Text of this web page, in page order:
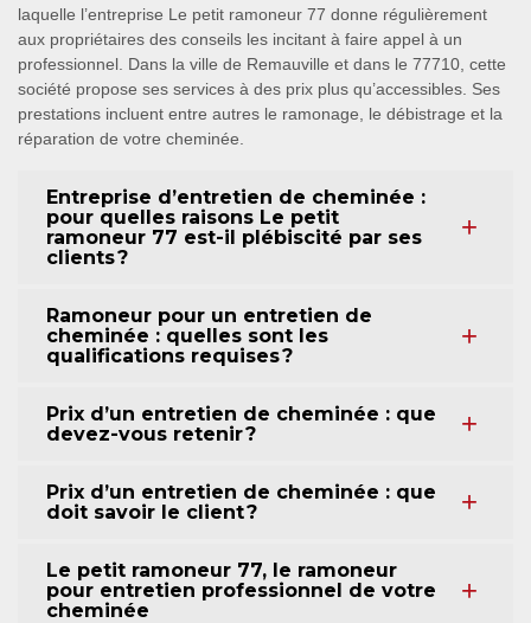
laquelle l’entreprise Le petit ramoneur 77 donne régulièrement
aux propriétaires des conseils les incitant à faire appel à un
professionnel. Dans la ville de Remauville et dans le 77710, cette
société propose ses services à des prix plus qu’accessibles. Ses
prestations incluent entre autres le ramonage, le débistrage et la
réparation de votre cheminée.
Entreprise d’entretien de cheminée :
pour quelles raisons Le petit
ramoneur 77 est-il plébiscité par ses
clients ?
Ramoneur pour un entretien de
cheminée : quelles sont les
qualifications requises ?
Prix d’un entretien de cheminée : que
devez-vous retenir ?
Prix d’un entretien de cheminée : que
doit savoir le client ?
Le petit ramoneur 77, le ramoneur
pour entretien professionnel de votre
cheminée